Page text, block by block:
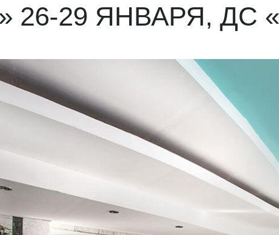
26-29 ЯНВАРЯ, ДС